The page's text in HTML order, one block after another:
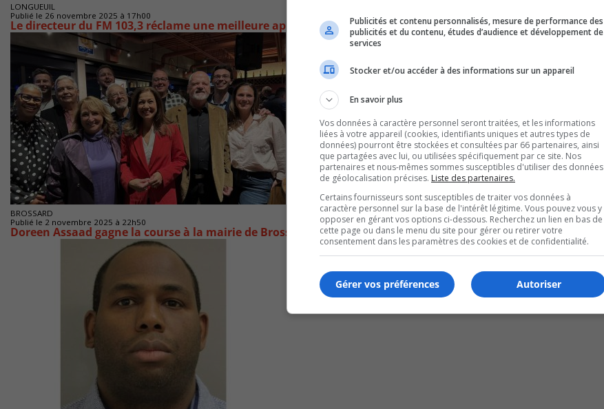
LONGUEUIL
Publié le 26 novembre 2025 à 17h00
Le directeur du FM 103,3 réclame une meilleure approche pour l’information locale
BROSSARD
Publié le 2 novembre 2025 à 22h50
Doreen Assaad gagne la course à la mairie de Brossard
Publicités et contenu personnalisés, mesure de performance des
publicités et du contenu, études d’audience et développement de
services
Stocker et/ou accéder à des informations sur un appareil
En savoir plus
Vos données à caractère personnel seront traitées, et les informations
liées à votre appareil (cookies, identifiants uniques et autres types de
données) pourront être stockées et consultées par 66 partenaires, ainsi
que partagées avec lui, ou utilisées spécifiquement par ce site. Nos
partenaires et nous-mêmes sommes susceptibles d'utiliser des données
de géolocalisation précises. Liste des partenaires.
Certains fournisseurs sont susceptibles de traiter vos données à
caractère personnel sur la base de l'intérêt légitime. Vous pouvez vous y
opposer en gérant vos options ci-dessous. Recherchez un lien en bas de
cette page ou dans le menu du site pour gérer ou retirer votre
consentement dans les paramètres des cookies et de confidentialité.
Autoriser
Gérer vos préférences